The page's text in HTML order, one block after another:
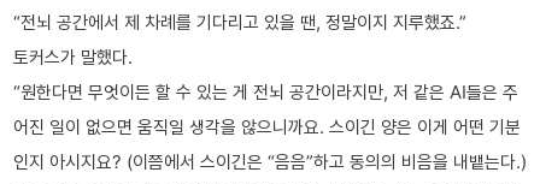
“전뇌 공간에서 제 차례를 기다리고 있을 땐, 정말이지 지루했죠.”
토커스가 말했다.
“원한다면 무엇이든 할 수 있는 게 전뇌 공간이라지만, 저 같은 AI들은 주
어진 일이 없으면 움직일 생각을 않으니까요. 스이긴 양은 이게 어떤 기분
인지 아시지요? (이쯤에서 스이긴은 “음음”하고 동의의 비음을 내뱉는다.)